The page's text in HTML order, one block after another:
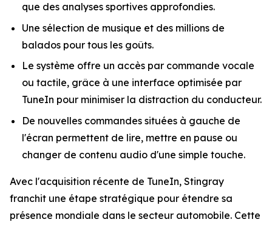
que des analyses sportives approfondies.
Une sélection de musique et des millions de
balados pour tous les goûts.
Le système offre un accès par commande vocale
ou tactile, grâce à une interface optimisée par
TuneIn pour minimiser la distraction du conducteur.
De nouvelles commandes situées à gauche de
l'écran permettent de lire, mettre en pause ou
changer de contenu audio d'une simple touche.
Avec l'acquisition récente de TuneIn, Stingray
franchit une étape stratégique pour étendre sa
présence mondiale dans le secteur automobile. Cette